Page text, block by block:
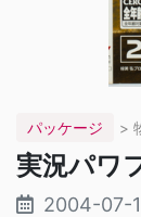
パッケージ >
実況パワ
2004-07-